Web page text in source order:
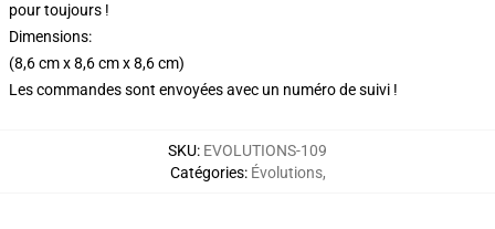
pour toujours !
Dimensions:
(8,6 cm x 8,6 cm x 8,6 cm)
Les commandes sont envoyées avec un numéro de suivi !
SKU: EVOLUTIONS-109
Catégories: Évolutions,